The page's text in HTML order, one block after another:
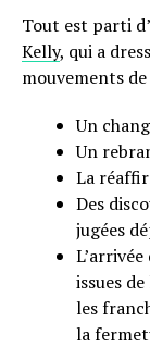
Tout est parti
Kelly, qui a
mouvements
Un
Un
La
Des
jugées
issues
les
la